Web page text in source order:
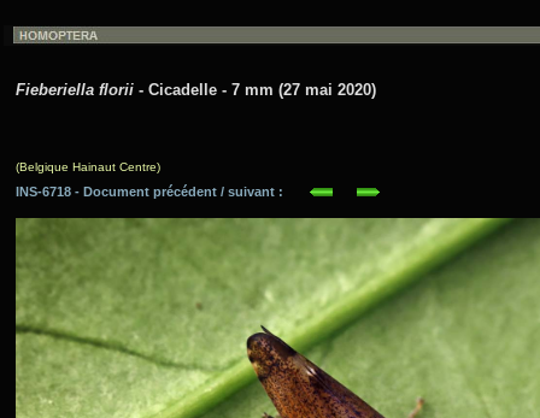
Fieberiella florii - Cicadelle - 7 mm (27 mai 2020)
(Belgique Hainaut Centre)
INS-6718 - Document précédent / suivant :